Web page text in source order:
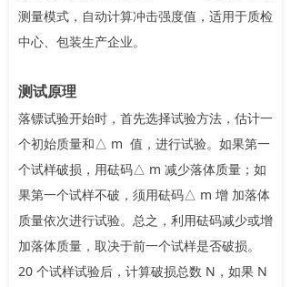
测量模式，自动计算冲击强度值，适用于质检
中心、包装生产企业。
测试原理
落镖试验开始时，首先选择试验方法，估计一
个初始质量和△ m 值，进行试验。如果第一
个试样破损，用砝码△ m 减少落体质量；如
果第一个试样不破，须用砝码△ m 增 加落体
质量依次进行试验。总之，利用砝码减少或增
加落体质量，取决于前一个试样是否破损。
20 个试样试验后，计算破损总数 N，如果 N